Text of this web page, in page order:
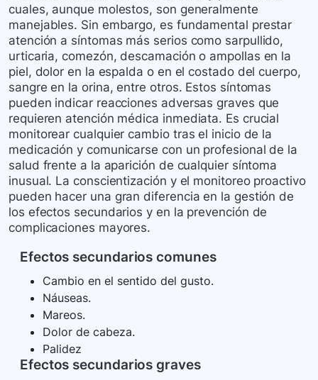
cuales, aunque molestos, son generalmente
manejables. Sin embargo, es fundamental prestar
atención a síntomas más serios como sarpullido,
urticaria, comezón, descamación o ampollas en la
piel, dolor en la espalda o en el costado del cuerpo,
sangre en la orina, entre otros. Estos síntomas
pueden indicar reacciones adversas graves que
requieren atención médica inmediata. Es crucial
monitorear cualquier cambio tras el inicio de la
medicación y comunicarse con un profesional de la
salud frente a la aparición de cualquier síntoma
inusual. La conscientización y el monitoreo proactivo
pueden hacer una gran diferencia en la gestión de
los efectos secundarios y en la prevención de
complicaciones mayores.
Efectos secundarios comunes
Cambio en el sentido del gusto.
Náuseas.
Mareos.
Dolor de cabeza.
Palidez
Efectos secundarios graves